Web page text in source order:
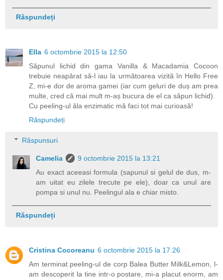
Răspundeți
Ella 6 octombrie 2015 la 12:50
Săpunul lichid din gama Vanilla & Macadamia Cocoon
trebuie neapărat să-l iau la următoarea vizită în Hello Free
Z, mi-e dor de aroma gamei (iar cum geluri de duș am prea
multe, cred că mai mult m-aș bucura de el ca săpun lichid).
Cu peeling-ul ăla enzimatic mă faci tot mai curioasă!
Răspundeți
Răspunsuri
Camelia
9 octombrie 2015 la 13:21
Au exact aceeasi formula (sapunul si gelul de dus, m-
am uitat eu zilele trecute pe ele), doar ca unul are
pompa si unul nu. Peelingul ala e chiar misto.
Răspundeți
Cristina Cocoreanu 6 octombrie 2015 la 17:26
Am terminat peeling-ul de corp Balea Butter Milk&Lemon, l-
am descoperit la tine intr-o postare, mi-a placut enorm, am